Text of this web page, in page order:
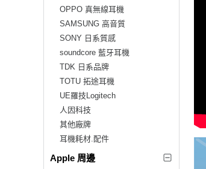
OPPO 真無線耳機
SAMSUNG 高音質
SONY 日系質感
soundcore 藍牙耳機
TDK 日系品牌
TOTU 拓途耳機
UE羅技Logitech
人因科技
其他廠牌
耳機耗材.配件
Apple 周邊